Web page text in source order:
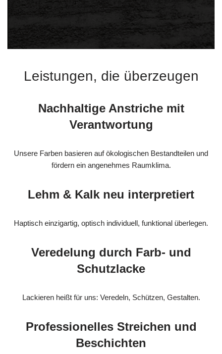
Leistungen, die überzeugen
Nachhaltige Anstriche mit
Verantwortung
Unsere Farben basieren auf ökologischen Bestandteilen und
fördern ein angenehmes Raumklima.
Lehm & Kalk neu interpretiert
Haptisch einzigartig, optisch individuell, funktional überlegen.
Veredelung durch Farb- und
Schutzlacke
Lackieren heißt für uns: Veredeln, Schützen, Gestalten.
Professionelles Streichen und
Beschichten